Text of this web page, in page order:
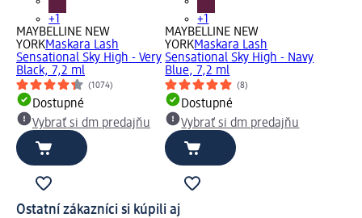
+1
MAYBELLINE NEW
YORKMaskara Lash
Sensational Sky High - Very
Black, 7,2 ml
(1074)
Dostupné
Vybrať si dm predajňu
+1
MAYBELLINE NEW
YORKMaskara Lash
Sensational Sky High - Navy
Blue, 7,2 ml
(8)
Dostupné
Vybrať si dm predajňu
Ostatní zákazníci si kúpili aj